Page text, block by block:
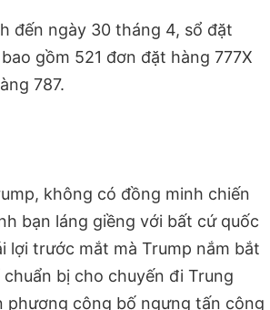
đến ngày 30 tháng 4, sổ đặt
gồm 521 đơn đặt hàng 777X
787.
không có đồng minh chiến
bạn láng giềng với bất cứ quốc
lợi trước mắt mà Trump nắm bắt
bị cho chuyến đi Trung
phương công bố ngưng tấn công